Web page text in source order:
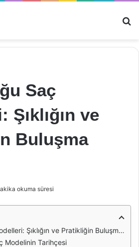
Saç
Şıklığın ve
Buluşma
okuma süresi
Şıklığın ve Pratikliğin Buluşma Noktası
Modelinin Tarihçesi